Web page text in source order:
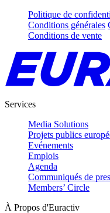
Politique de
Conditions générales
Conditions de vente
Services
Media Solutions
Projets publics
Evénements
Emplois
Agenda
Communiqués de
Members’ Circle
À Propos d'Euractiv